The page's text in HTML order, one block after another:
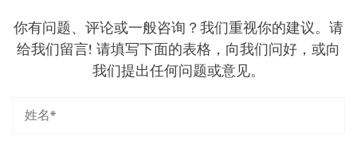
你有问题、评论或一般咨询？我们重视你的建议。请
给我们留言! 请填写下面的表格，向我们问好，或向
我们提出任何问题或意见。